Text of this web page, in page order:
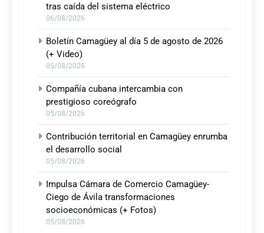
tras caída del sistema eléctrico
06/08/2026
Boletín Camagüey al día 5 de agosto de 2026
(+ Video)
05/08/2026
Compañía cubana intercambia con
prestigioso coreógrafo
05/08/2026
Contribución territorial en Camagüey enrumba
el desarrollo social
05/08/2026
Impulsa Cámara de Comercio Camagüey-
Ciego de Ávila transformaciones
socioeconómicas (+ Fotos)
05/08/2026